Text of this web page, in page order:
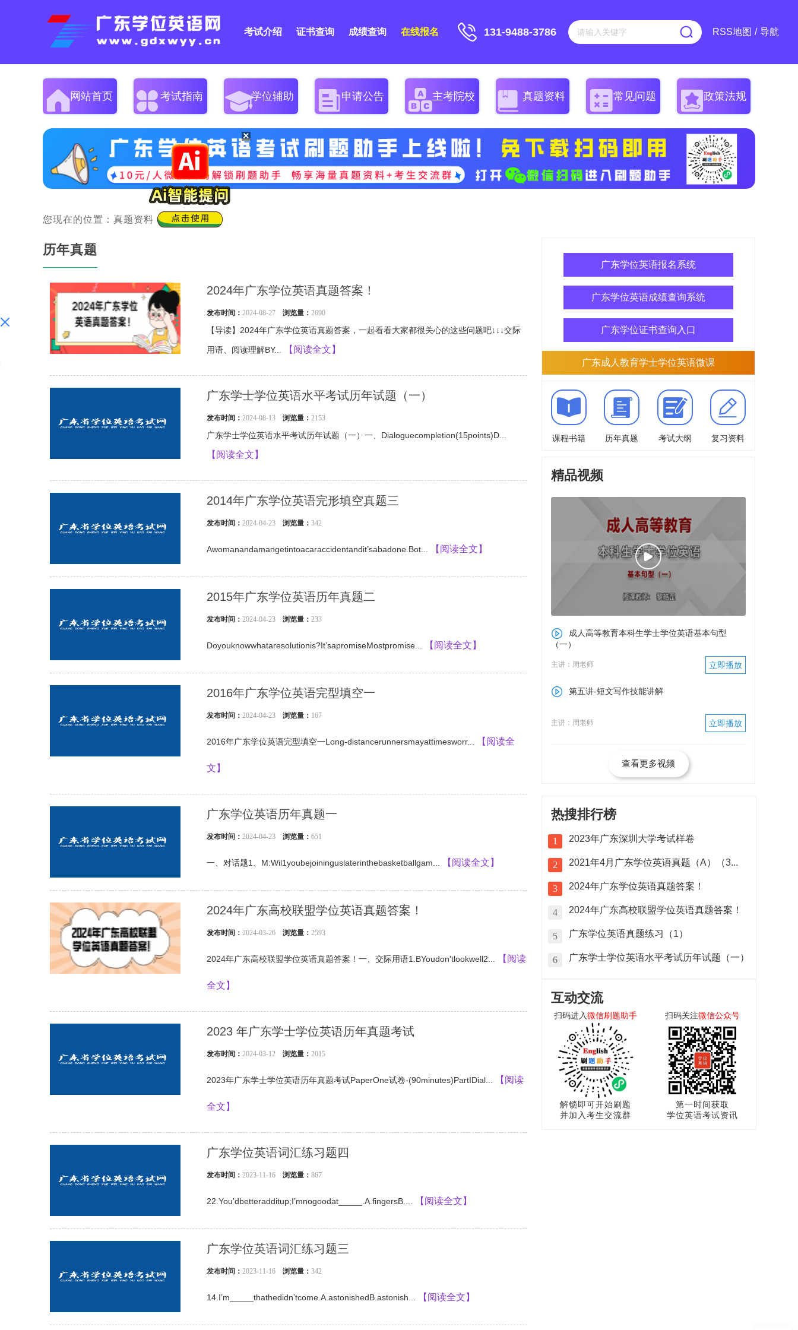
考试介绍 证书查询 成绩查询 在线报名 131-9488-3786
×
RSS地图 / 导航
网站首页 考试指南 学位辅助 申请公告 主考院校 真题资料 常见问题 政策法规
您现在的位置： 真题资料 > 历年真题>
历年真题
2024年广东学位英语真题答案！
发布时间： 2024-08-27 浏览量： 2690
【导读】2024年广东学位英语真题答案，一起看看大家都很关心的这些问题吧↓↓↓交际
用语、阅读理解BY... 【阅读全文】
广东学士学位英语水平考试历年试题（一）
发布时间： 2024-08-13 浏览量： 2153
广东学士学位英语水平考试历年试题（一）一、Dialoguecompletion(15points)D...
【阅读全文】
2014年广东学位英语完形填空真题三
发布时间： 2024-04-23 浏览量： 342
Awomanandamangetintoacaraccidentandit’sabadone.Bot... 【阅读全文】
2015年广东学位英语历年真题二
发布时间： 2024-04-23 浏览量： 233
Doyouknowwhataresolutionis?It’sapromiseMostpromise... 【阅读全文】
2016年广东学位英语完型填空一
发布时间： 2024-04-23 浏览量： 167
2016年广东学位英语完型填空一Long-distancerunnersmayattimesworr... 【阅读全
文】
广东学位英语历年真题一
发布时间： 2024-04-23 浏览量： 651
一、对话题1、M:Wil1youbejoininguslaterinthebasketballgam... 【阅读全文】
2024年广东高校联盟学位英语真题答案！
发布时间： 2024-03-26 浏览量： 2593
2024年广东高校联盟学位英语真题答案！一、交际用语1.BYoudon'tlookwell2... 【阅读
全文】
2023 年广东学士学位英语历年真题考试
发布时间： 2024-03-12 浏览量： 2015
2023年广东学士学位英语历年真题考试PaperOne试卷-(90minutes)PartIDial... 【阅读
全文】
广东学位英语词汇练习题四
发布时间： 2023-11-16 浏览量： 867
22.You’dbetteradditup;I’mnogoodat_____.A.fingersB.... 【阅读全文】
广东学位英语词汇练习题三
发布时间： 2023-11-16 浏览量： 342
14.I’m_____thathedidn’tcome.A.astonishedB.astonish... 【阅读全文】
广东学位英语报名系统
广东学位英语成绩查询系统
广东学位证书查询入口
广东成人教育学士学位英语微课
课程书籍 历年真题 考试大纲 复习资料
精品视频
成人高等教育本科生学士学位英语基本句型
（一）
主讲：周老师 立即播放
第五讲-短文写作技能讲解
主讲：周老师 立即播放
查看更多视频
热搜排行榜
1 2023年广东深圳大学考试样卷
2 2021年4月广东学位英语真题（A）（3...
3 2024年广东学位英语真题答案！
4 2024年广东高校联盟学位英语真题答案！
5 广东学位英语真题练习（1）
6 广东学士学位英语水平考试历年试题（一）
互动交流
扫码进入微信刷题助手
解锁即可开始刷题
并加入考生交流群
扫码关注微信公众号
第一时间获取
学位英语考试资讯